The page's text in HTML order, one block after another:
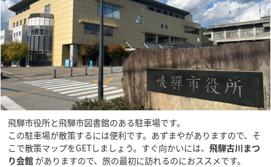
飛騨市役所と飛騨市図書館のある駐車場です。
この駐車場が散策するには便利です。あずまやがありますので、そ
こで散策マップをGETしましょう。すぐ向かいには、飛騨古川まつ
り会館 がありますので、旅の最初に訪れるのにおススメです。